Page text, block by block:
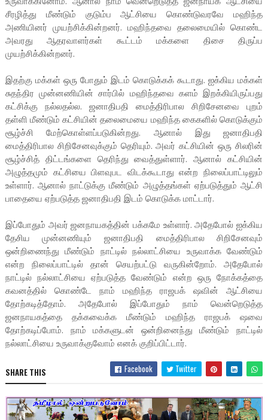
சீரழித்து மீண்டும் குடும்ப ஆட்சியை கொண்டுவரவே மஹிந்த
அணியினர் முயற்சிக்கின்றனர். மஹிந்தவை தலைமையில் கொண்ட
அவரது ஆதரவாளர்கள் கூட்டம் மக்களை திசை திருப்ப
முயற்சிக்கின்றனர்.
இதற்கு மக்கள் ஒரு போதும் இடம் கொடுக்கக் கூடாது. ஐக்கிய மக்கள்
சுதந்திர முன்னணியின் சார்பில் மஹிந்தவை களம் இறக்கியிருப்பது
கட்சிக்கு நல்லதல்ல. ஜனாதிபதி மைத்திரிபால சிறிசேனவை புறம்
தள்ளி மீண்டும் கட்சியின் தலைமையை மஹிந்த கைகளில் கொடுக்கும்
சூழ்ச்சி மேற்கொள்ளப்படுகின்றது. ஆனால் இது ஜனாதிபதி
மைத்திரிபால சிறிசேனவுக்கும் தெரியும். அவர் கட்சியின் ஒரு சிலரின்
சூழ்ச்சித் திட்டங்களை தெரிந்து வைத்துள்ளார். ஆனால் கட்சியின்
அழுத்தமும் கட்சியை பிளவுபட விடக்கூடாது என்ற நிலைப்பாட்டிலும்
உள்ளார். ஆனால் நாட்டுக்கு மீண்டும் அழுத்தங்கள் ஏற்படுத்தும் ஆட்சி
பாதையை ஏற்படுத்த ஜனாதிபதி இடம் கொடுக்க மாட்டார்.
இப்போதும் அவர் ஜனநாயகத்தின் பக்கமே உள்ளார். அதேபோல் ஐக்கிய
தேசிய முன்னணியும் ஜனாதிபதி மைத்திரிபால சிறிசேனவும்
ஒன்றிணைந்து மீண்டும் நாட்டில் நல்லாட்சியை உருவாக்க வேண்டும்
என்ற நிலைப்பாட்டில் தான் செயற்பட்டு வருகின்றோம். அதேபோல்
நாட்டில் நல்லாட்சியை ஏற்படுத்த வேண்டும் என்ற ஒரு நோக்கத்தை
கவனத்தில் கொண்டே நாம் மஹிந்த ராஜபக் ஷவின் ஆட்சியை
தோற்கடித்தோம். அதேபோல் இப்போதும் நாம் வென்றெடுத்த
ஜனநாயகத்தை தக்கவைக்க மீண்டும் மஹிந்த ராஜபக் ஷவை
தோற்கடிப்போம். நாம் மக்களுடன் ஒன்றினைந்து மீண்டும் நாட்டில்
நல்லாட்சியை உருவாக்குவோம் எனக் குறிப்பிட்டார்.
SHARE THIS Facebook Twitter